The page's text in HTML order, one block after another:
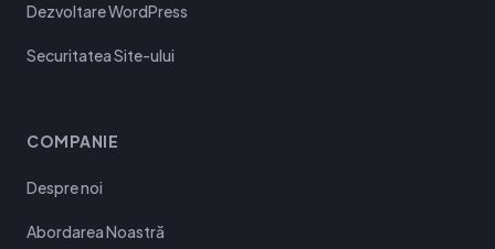
Dezvoltare WordPress
Securitatea Site-ului
COMPANIE
Despre noi
Abordarea Noastră